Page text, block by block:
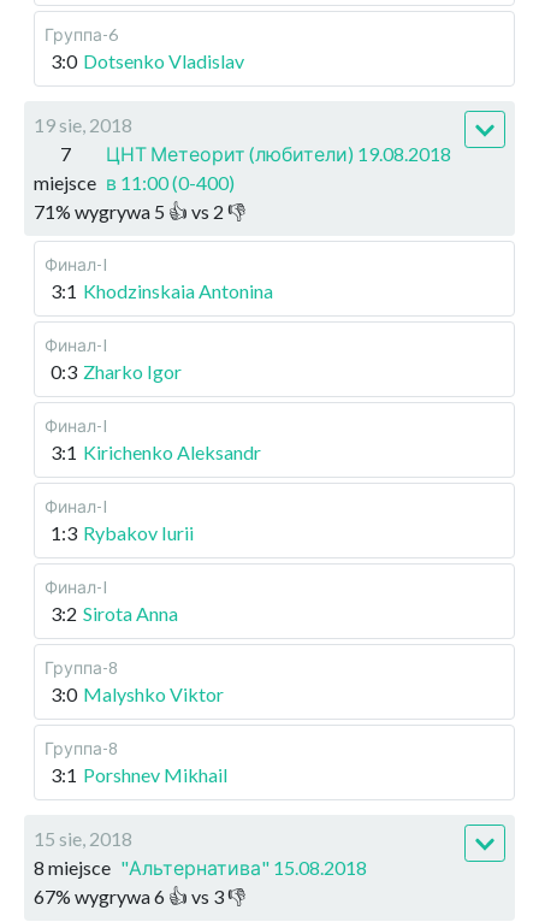
Группа-6
3:0 Dotsenko Vladislav
19 sie, 2018
7
miejsce
ЦНТ Метеорит (любители) 19.08.2018
в 11:00 (0-400)
71% wygrywa 5 👍 vs 2 👎
Финал-I
3:1 Khodzinskaia Antonina
Финал-I
0:3 Zharko Igor
Финал-I
3:1 Kirichenko Aleksandr
Финал-I
1:3 Rybakov Iurii
Финал-I
3:2 Sirota Anna
Группа-8
3:0 Malyshko Viktor
Группа-8
3:1 Porshnev Mikhail
15 sie, 2018
8 miejsce "Альтернатива" 15.08.2018
67% wygrywa6 👍 vs 3👎